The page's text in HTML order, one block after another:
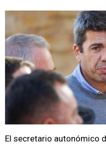
El secretario autonómico